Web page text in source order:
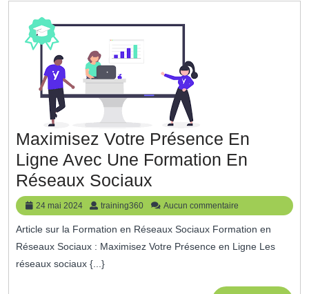
Maximisez Votre Présence En
Ligne Avec Une Formation En
Réseaux Sociaux
Votre
Présence
En
24 mai 2024
24
mai
2024
training360 training360
Aucun commentaire
Article sur la Formation en Réseaux Sociaux Formation en
Réseaux Sociaux : Maximisez Votre Présence en Ligne Les
réseaux sociaux {...}